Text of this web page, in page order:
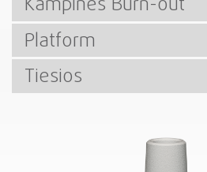
Platform
Tiesios